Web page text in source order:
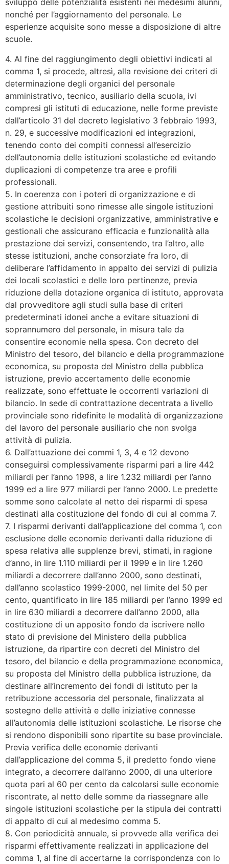
sviluppo delle potenzialità esistenti nei medesimi alunni,
nonché per l’aggiornamento del personale. Le
esperienze acquisite sono messe a disposizione di altre
scuole.
4. Al fine del raggiungimento degli obiettivi indicati al
comma 1, si procede, altresì, alla revisione dei criteri di
determinazione degli organici del personale
amministrativo, tecnico, ausiliario della scuola, ivi
compresi gli istituti di educazione, nelle forme previste
dall’articolo 31 del decreto legislativo 3 febbraio 1993,
n. 29, e successive modificazioni ed integrazioni,
tenendo conto dei compiti connessi all’esercizio
dell’autonomia delle istituzioni scolastiche ed evitando
duplicazioni di competenze tra aree e profili
professionali.
5. In coerenza con i poteri di organizzazione e di
gestione attribuiti sono rimesse alle singole istituzioni
scolastiche le decisioni organizzative, amministrative e
gestionali che assicurano efficacia e funzionalità alla
prestazione dei servizi, consentendo, tra l’altro, alle
stesse istituzioni, anche consorziate fra loro, di
deliberare l’affidamento in appalto dei servizi di pulizia
dei locali scolastici e delle loro pertinenze, previa
riduzione della dotazione organica di istituto, approvata
dal provveditore agli studi sulla base di criteri
predeterminati idonei anche a evitare situazioni di
soprannumero del personale, in misura tale da
consentire economie nella spesa. Con decreto del
Ministro del tesoro, del bilancio e della programmazione
economica, su proposta del Ministro della pubblica
istruzione, previo accertamento delle economie
realizzate, sono effettuate le occorrenti variazioni di
bilancio. In sede di contrattazione decentrata a livello
provinciale sono ridefinite le modalità di organizzazione
del lavoro del personale ausiliario che non svolga
attività di pulizia.
6. Dall’attuazione dei commi 1, 3, 4 e 12 devono
conseguirsi complessivamente risparmi pari a lire 442
miliardi per l’anno 1998, a lire 1.232 miliardi per l’anno
1999 ed a lire 977 miliardi per l’anno 2000. Le predette
somme sono calcolate al netto dei risparmi di spesa
destinati alla costituzione del fondo di cui al comma 7.
7. I risparmi derivanti dall’applicazione del comma 1, con
esclusione delle economie derivanti dalla riduzione di
spesa relativa alle supplenze brevi, stimati, in ragione
d’anno, in lire 1.110 miliardi per il 1999 e in lire 1.260
miliardi a decorrere dall’anno 2000, sono destinati,
dall’anno scolastico 1999-2000, nel limite del 50 per
cento, quantificato in lire 185 miliardi per l’anno 1999 ed
in lire 630 miliardi a decorrere dall’anno 2000, alla
costituzione di un apposito fondo da iscrivere nello
stato di previsione del Ministero della pubblica
istruzione, da ripartire con decreti del Ministro del
tesoro, del bilancio e della programmazione economica,
su proposta del Ministro della pubblica istruzione, da
destinare all’incremento dei fondi di istituto per la
retribuzione accessoria del personale, finalizzata al
sostegno delle attività e delle iniziative connesse
all’autonomia delle istituzioni scolastiche. Le risorse che
si rendono disponibili sono ripartite su base provinciale.
Previa verifica delle economie derivanti
dall’applicazione del comma 5, il predetto fondo viene
integrato, a decorrere dall’anno 2000, di una ulteriore
quota pari al 60 per cento da calcolarsi sulle economie
riscontrate, al netto delle somme da riassegnare alle
singole istituzioni scolastiche per la stipula dei contratti
di appalto di cui al medesimo comma 5.
8. Con periodicità annuale, si provvede alla verifica dei
risparmi effettivamente realizzati in applicazione del
comma 1, al fine di accertarne la corrispondenza con lo